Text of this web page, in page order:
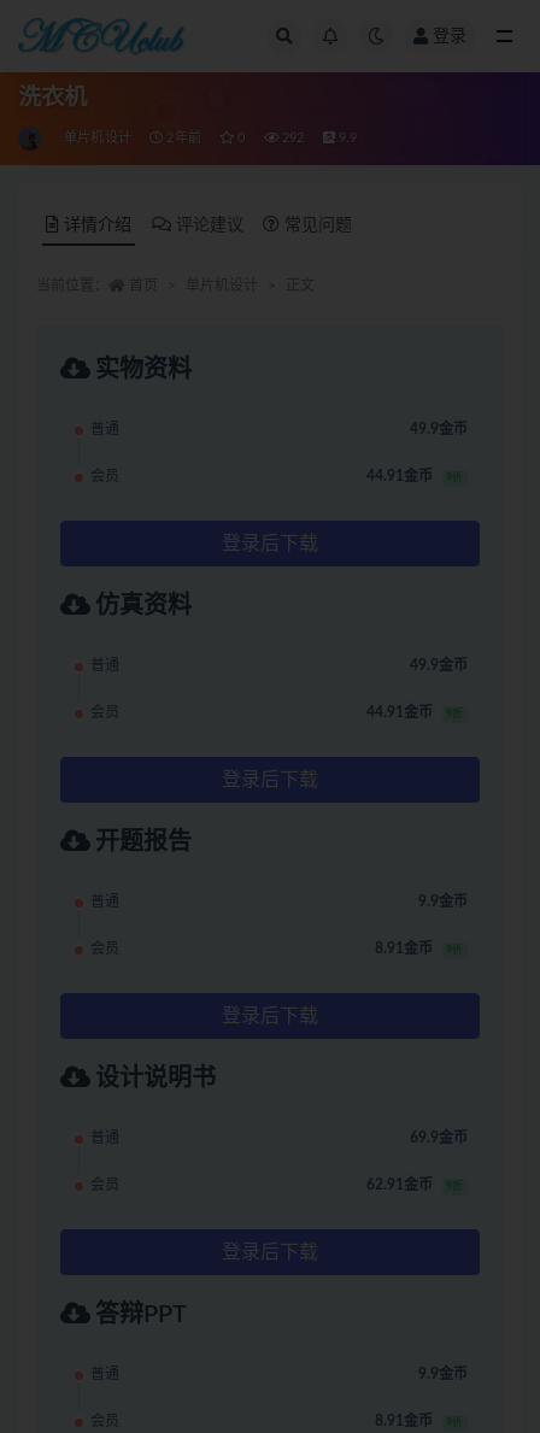
登录
洗衣机
单片机设计 2年前 0 292 9.9
详情介绍 评论建议 常见问题
实物资料
普通 49.9金币
会员 44.91金币 9折
登录后下载
仿真资料
普通 49.9金币
会员 44.91金币 9折
登录后下载
开题报告
普通 9.9金币
会员 8.91金币 9折
登录后下载
设计说明书
普通 69.9金币
会员 62.91金币 9折
登录后下载
答辩PPT
普通 9.9金币
会员 8.91金币 9折